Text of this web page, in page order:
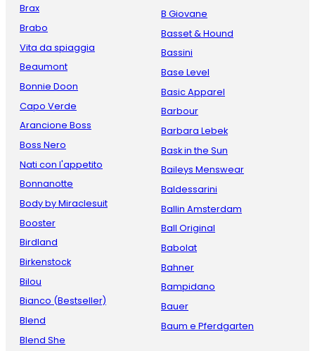
Brax
Brabo
Vita da spiaggia
Beaumont
Bonnie Doon
Capo Verde
Arancione Boss
Boss Nero
Nati con l'appetito
Bonnanotte
Body by Miraclesuit
Booster
Birdland
Birkenstock
Bilou
Bianco (Bestseller)
Blend
Blend She
B Giovane
Basset & Hound
Bassini
Base Level
Basic Apparel
Barbour
Barbara Lebek
Bask in the Sun
Baileys Menswear
Baldessarini
Ballin Amsterdam
Ball Original
Babolat
Bahner
Bampidano
Bauer
Baum e Pferdgarten